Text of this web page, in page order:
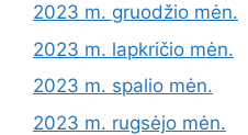
2023 m. gruodžio mėn.
2023 m. lapkričio mėn.
2023 m. spalio mėn.
2023 m. rugsėjo mėn.